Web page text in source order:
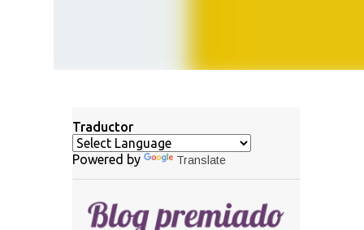
Traductor
Powered by Translate